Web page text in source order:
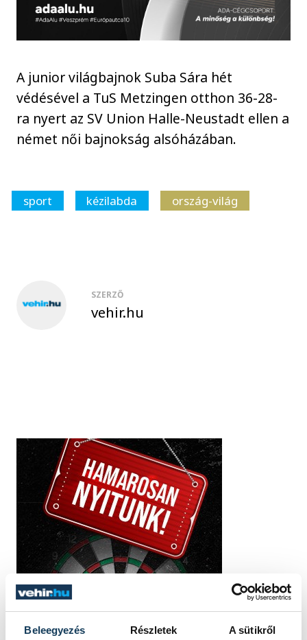
Beleegyezés Részletek A sütikről
A junior világbajnok Suba Sára hét
védésével a TuS Metzingen otthon 36-28-
ra nyert az SV Union Halle-Neustadt ellen a
német női bajnokság alsóházában.
sport kézilabda ország-világ
SZERZŐ
vehir.hu